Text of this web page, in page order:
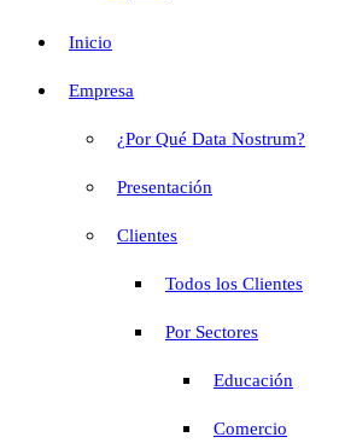
Inicio
Empresa
¿Por Qué Data Nostrum?
Presentación
Clientes
Todos los Clientes
Por Sectores
Educación
Comercio